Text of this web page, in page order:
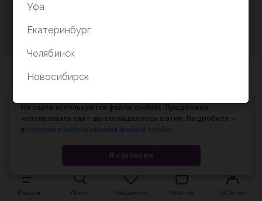
Каталог Поиск Избранное Корзина Кабинет
На сайте используются файлы cookies. Продолжая
использовать сайт, вы соглашаетесь с этим. Подробнее –
в политике использования файлов cookie.
Я согласен
Уфа
Екатеринбург
Челябинск
Новосибирск